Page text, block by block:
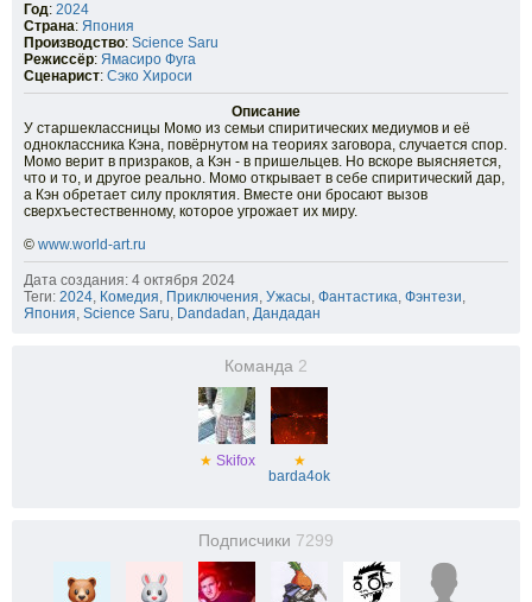
Год: 2024
Страна: Япония
Производство: Science Saru
Режиссёр: Ямасиро Фуга
Сценарист: Сэко Хироси
Описание
У старшеклассницы Момо из семьи спиритических медиумов и её
одноклассника Кэна, повёрнутом на теориях заговора, случается спор.
Момо верит в призраков, а Кэн - в пришельцев. Но вскоре выясняется,
что и то, и другое реально. Момо открывает в себе спиритический дар,
а Кэн обретает силу проклятия. Вместе они бросают вызов
сверхъестественному, которое угрожает их миру.
© www.world-art.ru
Дата создания: 4 октября 2024
Теги: 2024, Комедия, Приключения, Ужасы, Фантастика, Фэнтези,
Япония, Science Saru, Dandadan, Дандадан
Команда 2
★ Skifox
★
barda4ok
Подписчики 7299